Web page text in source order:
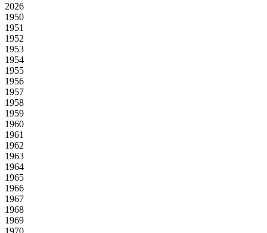
2026
1950
1951
1952
1953
1954
1955
1956
1957
1958
1959
1960
1961
1962
1963
1964
1965
1966
1967
1968
1969
1970